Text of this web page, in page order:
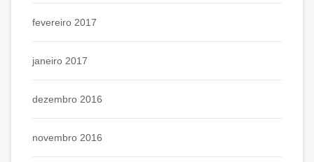
fevereiro 2017
janeiro 2017
dezembro 2016
novembro 2016